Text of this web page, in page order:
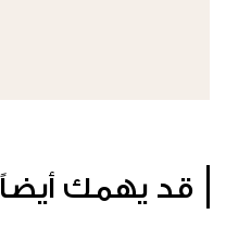
قد يهمك أيضاً